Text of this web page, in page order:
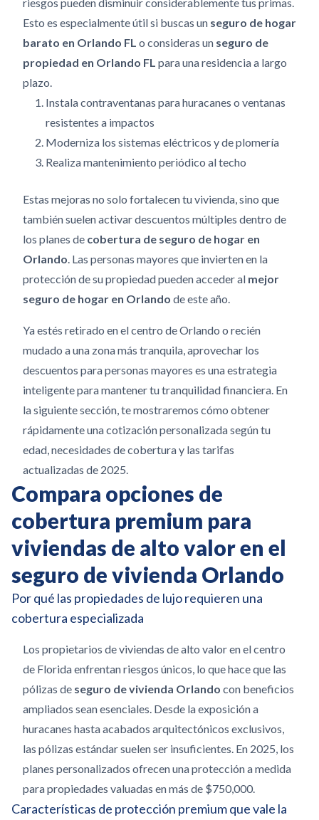
Esto es especialmente útil si buscas un seguro de hogar
barato en Orlando FL o consideras un seguro de
propiedad en Orlando FL para una residencia a largo
plazo.
Instala contraventanas para huracanes o ventanas
resistentes a impactos
Moderniza los sistemas eléctricos y de plomería
Realiza mantenimiento periódico al techo
Estas mejoras no solo fortalecen tu vivienda, sino que
también suelen activar descuentos múltiples dentro de
los planes de cobertura de seguro de hogar en
Orlando. Las personas mayores que invierten en la
protección de su propiedad pueden acceder al mejor
seguro de hogar en Orlando de este año.
Ya estés retirado en el centro de Orlando o recién
mudado a una zona más tranquila, aprovechar los
descuentos para personas mayores es una estrategia
inteligente para mantener tu tranquilidad financiera. En
la siguiente sección, te mostraremos cómo obtener
rápidamente una cotización personalizada según tu
edad, necesidades de cobertura y las tarifas
actualizadas de 2025.
Compara opciones de
cobertura premium para
viviendas de alto valor en el
seguro de vivienda Orlando
Por qué las propiedades de lujo requieren una
cobertura especializada
Los propietarios de viviendas de alto valor en el centro
de Florida enfrentan riesgos únicos, lo que hace que las
pólizas de seguro de vivienda Orlando con beneficios
ampliados sean esenciales. Desde la exposición a
huracanes hasta acabados arquitectónicos exclusivos,
las pólizas estándar suelen ser insuficientes. En 2025, los
planes personalizados ofrecen una protección a medida
para propiedades valuadas en más de $750,000.
Características de protección premium que vale la